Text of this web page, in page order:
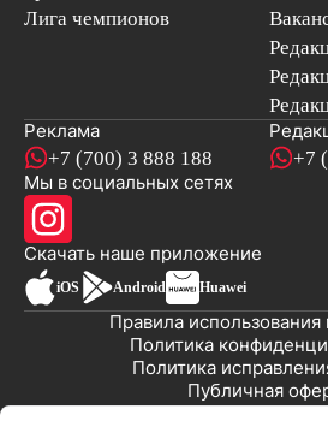
Лига чемпионов
Реклама
+7 (700) 3 888 188 +7
Мы в социальных сетях
Скачать наше приложение
iOS Android Huawei
Публичная
Политика
Политика
Правила использования